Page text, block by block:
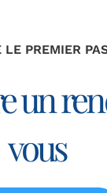
LE PREMIER
un
vous